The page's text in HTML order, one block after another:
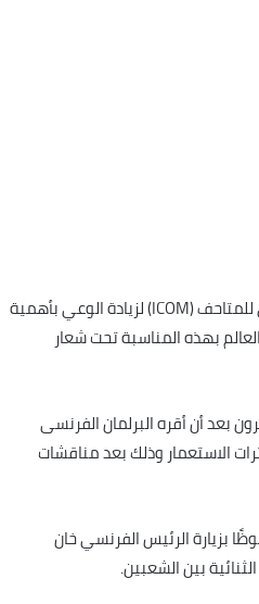
18 مايو الاحتفال باليوم العالمي للمتاحف وهو حدث دولي ينسقه المجلس الدولي للمتاحف (ICOM) لزيادة الوعي بأهمية
بهذه المناسبة تحت شعار
بعد أن أقره البرلمان الفرنسى
الاستعمار وذلك بعد مناقشات
بزيارة الرئيس الفرنسي خان
بين الشعبين.